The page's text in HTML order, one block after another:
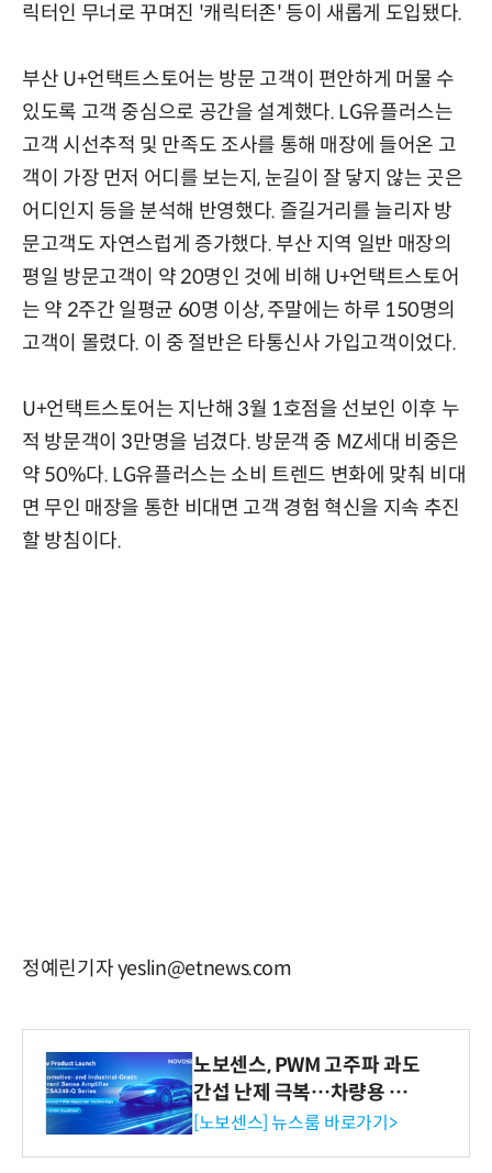
릭터인 무너로 꾸며진 '캐릭터존' 등이 새롭게 도입됐다.
부산 U+언택트스토어는 방문 고객이 편안하게 머물 수
있도록 고객 중심으로 공간을 설계했다. LG유플러스는
고객 시선추적 및 만족도 조사를 통해 매장에 들어온 고
객이 가장 먼저 어디를 보는지, 눈길이 잘 닿지 않는 곳은
어디인지 등을 분석해 반영했다. 즐길거리를 늘리자 방
문고객도 자연스럽게 증가했다. 부산 지역 일반 매장의
평일 방문고객이 약 20명인 것에 비해 U+언택트스토어
는 약 2주간 일평균 60명 이상, 주말에는 하루 150명의
고객이 몰렸다. 이 중 절반은 타통신사 가입고객이었다.
U+언택트스토어는 지난해 3월 1호점을 선보인 이후 누
적 방문객이 3만명을 넘겼다. 방문객 중 MZ세대 비중은
약 50%다. LG유플러스는 소비 트렌드 변화에 맞춰 비대
면 무인 매장을 통한 비대면 고객 경험 혁신을 지속 추진
할 방침이다.
정예린기자 yeslin@etnews.com
노보센스, PWM 고주파 과도
간섭 난제 극복…차량용 전
류 감지 증폭기
[노보센스] 뉴스룸 바로가기>